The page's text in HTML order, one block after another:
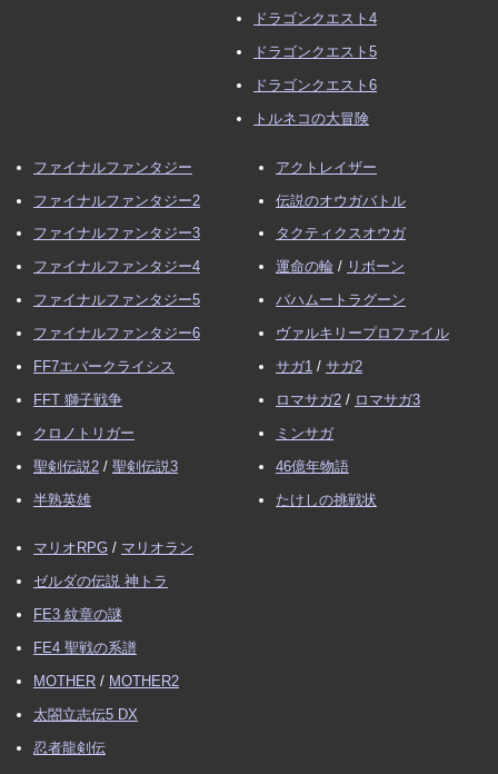
ドラゴンクエスト4
ドラゴンクエスト5
ドラゴンクエスト6
トルネコの大冒険
ファイナルファンタジー
ファイナルファンタジー2
ファイナルファンタジー3
ファイナルファンタジー4
ファイナルファンタジー5
ファイナルファンタジー6
FF7エバークライシス
FFT 獅子戦争
クロノトリガー
聖剣伝説2 / 聖剣伝説3
半熟英雄
アクトレイザー
伝説のオウガバトル
タクティクスオウガ
運命の輪 / リボーン
バハムートラグーン
ヴァルキリープロファイル
サガ1 / サガ2
ロマサガ2 / ロマサガ3
ミンサガ
46億年物語
たけしの挑戦状
マリオRPG / マリオラン
ゼルダの伝説 神トラ
FE3 紋章の謎
FE4 聖戦の系譜
MOTHER / MOTHER2
太閤立志伝5 DX
忍者龍剣伝